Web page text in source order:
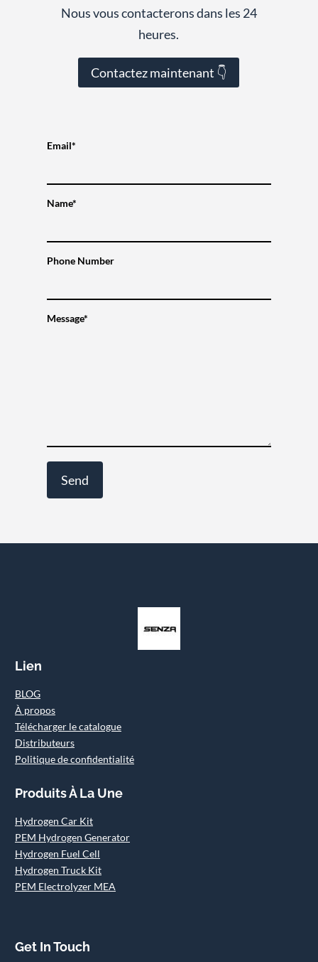
Nous vous contacterons dans les 24
heures.
Contactez maintenant 👇
Email*
Name*
Phone Number
Message*
Lien
BLOG
À propos
Télécharger le catalogue
Distributeurs
Politique de confidentialité
Produits À La Une
Hydrogen Car Kit
PEM Hydrogen Generator
Hydrogen Fuel Cell
Hydrogen Truck Kit
PEM Electrolyzer MEA
Get In Touch